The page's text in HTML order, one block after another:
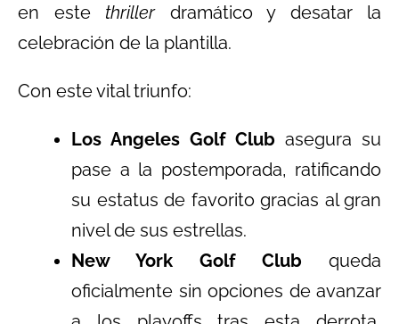
en este thrillerdramático y desatar la
celebración de la plantilla.
Con este vital triunfo:
Los Angeles Golf Club asegura su
pase a la postemporada, ratificando
su estatus de favorito gracias al gran
nivel de sus estrellas.
New York Golf Club queda
oficialmente sin opciones de avanzar